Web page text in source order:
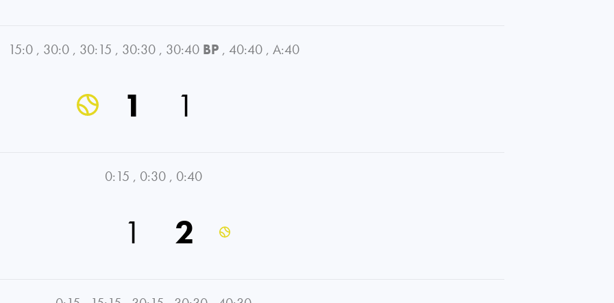
15:0 , 30:0 , 30:15 , 30:30 , 30:40 BP , 40:40 , A:40
1 1
0:15 , 0:30 , 0:40
1 2